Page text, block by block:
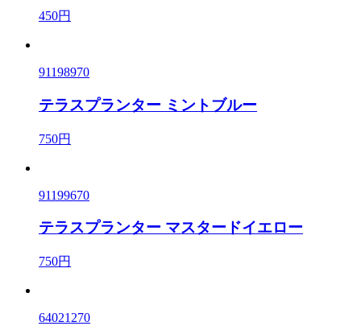
450円
91198970
テラスプランター ミントブルー
750円
91199670
テラスプランター マスタードイエロー
750円
64021270